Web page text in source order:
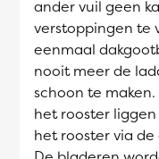
ander vuil geen
verstoppingen te
eenmaal
nooit meer de
schoon te
het rooster
het rooster via